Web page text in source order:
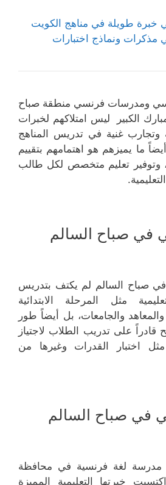
طويلة في مناهج الكويت
ونماذج اختبارات
ومدرسات فرنسي منطقة صباح
الكبير ليس امتلاكهم لخبرات
وتجارب غنية في تدريس المناهج
ما يميزهم هو اهتمامهم بتقييم
وتوفير تعليم متخصص لكل طالب
صباح السالم
صباح السالم لم يكتف بتدريس
مثل المرحلة الابتدائية
والمعاهد والجامعات، بل أيضاً طور
قادراً على تدريب الطلاب لاجتياز
مثل اختبار القدرات وغيرها من
في صباح السالم
مدرسة لغة فرنسية في محافظة
خبرتها التعليمية المميزة